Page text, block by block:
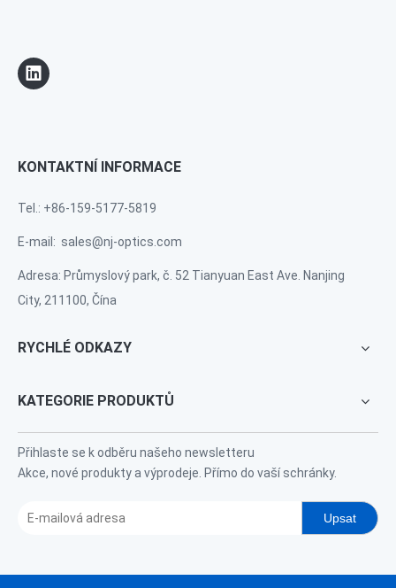
KONTAKTNÍ INFORMACE
Tel.: +86-159-5177-5819
E-mail: sales@nj-optics.com
Adresa: Průmyslový park, č. 52 Tianyuan East Ave. Nanjing
City, 211100, Čína
RYCHLÉ ODKAZY
KATEGORIE PRODUKTŮ
Přihlaste se k odběru našeho newsletteru
Akce, nové produkty a výprodeje. Přímo do vaší schránky.
Upsat